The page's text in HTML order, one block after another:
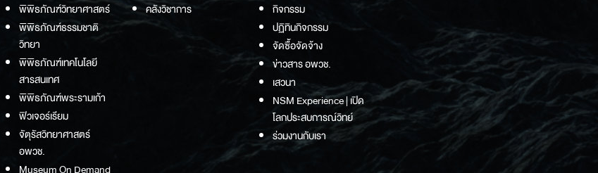
พิพิธภัณฑ์วิทยาศาสตร์
พิพิธภัณฑ์ธรรมชาติ
วิทยา
พิพิธภัณฑ์เทคโนโลยี
สารสนเทศ
พิพิธภัณฑ์พระรามเก้า
ฟิวเจอร์เรียม
จัตุรัสวิทยาศาสตร์
อพวช.
คลังวิชาการ
กิจกรรม
ปฏิทินกิจกรรม
จัดซื้อจัดจ้าง
ข่าวสาร อพวช.
เสวนา
NSM Experience | เปิด
โลกประสบการณ์วิทย์
ร่วมงานกับเรา